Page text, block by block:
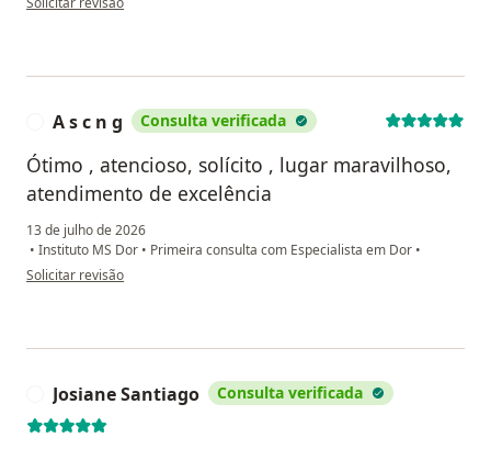
A s c n g Consulta verificada
Ótimo , atencioso, solícito , lugar maravilhoso,
atendimento de excelência
13 de julho de 2026
• Instituto MS Dor • Primeira consulta com Especialista em Dor •
na opinião do utilizador A s c n g
Solicitar revisão
Josiane Santiago Consulta verificada